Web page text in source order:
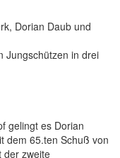
Dorian Daub und
Jungschützen in drei
gelingt es Dorian
dem 65.ten Schuß von
der zweite